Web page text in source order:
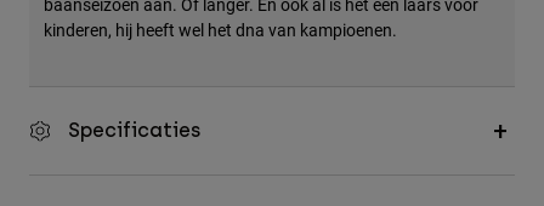
kinderen, hij heeft wel het dna van kampioenen.
Specificaties